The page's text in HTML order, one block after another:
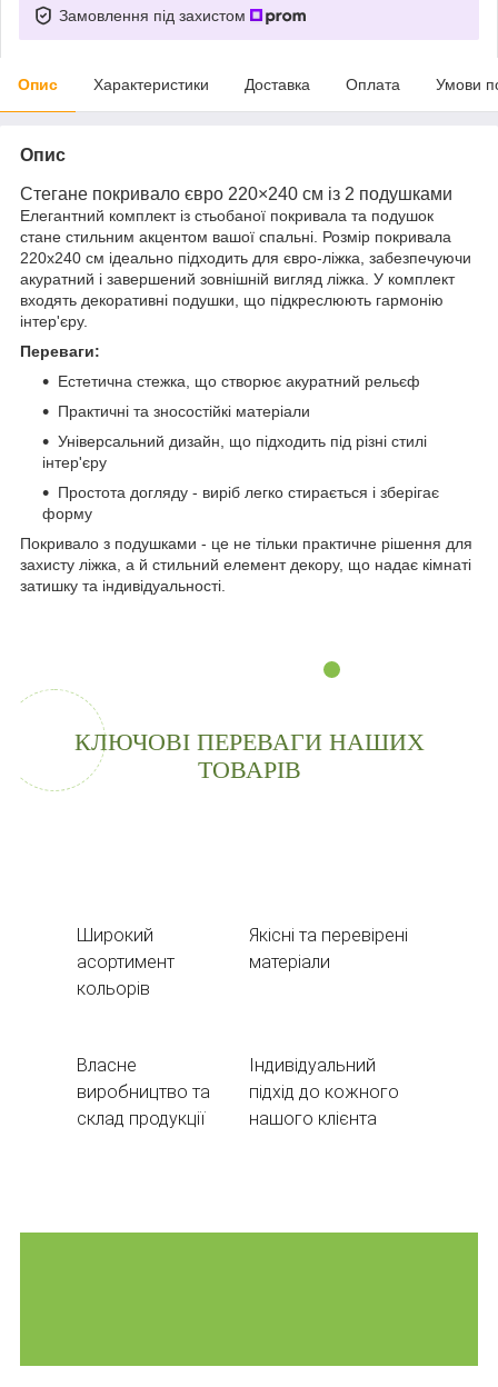
Замовлення під захистом
Опис Характеристики Доставка Оплата Умови
Опис
Стегане покривало євро 220×240 см із 2 подушками
Елегантний комплект із стьобаної покривала та подушок
стане стильним акцентом вашої спальні. Розмір покривала
220х240 см ідеально підходить для євро-ліжка, забезпечуючи
акуратний і завершений зовнішній вигляд ліжка. У комплект
входять декоративні подушки, що підкреслюють гармонію
інтер'єру.
Переваги:
Естетична стежка, що створює акуратний рельєф
Практичні та зносостійкі матеріали
Універсальний дизайн, що підходить під різні стилі
інтер'єру
Простота догляду - виріб легко стирається і зберігає
форму
Покривало з подушками - це не тільки практичне рішення для
захисту ліжка, а й стильний елемент декору, що надає кімнаті
затишку та індивідуальності.
КЛЮЧОВІ ПЕРЕВАГИ НАШИХ
ТОВАРІВ
Широкий
асортимент
кольорів
Якісні та перевірені
матеріали
Власне
виробництво та
склад продукції
Індивідуальний
підхід до кожного
нашого клієнта